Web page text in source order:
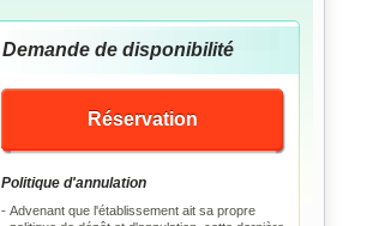
Demande de disponibilité
Réservation
Politique d'annulation
Advenant que l'établissement ait sa propre